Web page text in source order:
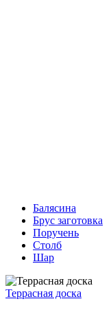
Балясина
Брус заготовка
Поручень
Столб
Шар
Террасная доска